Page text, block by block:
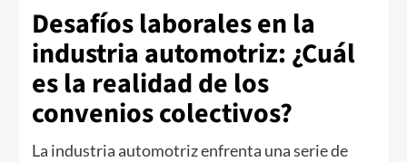
Desafíos laborales en la
industria automotriz: ¿Cuál
es la realidad de los
convenios colectivos?
La industria automotriz enfrenta una serie de